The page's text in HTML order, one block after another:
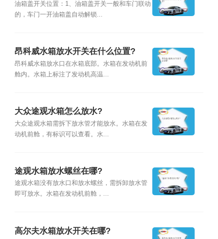
油箱盖开关位置：1、油箱盖开关一般和车门联动
的，车门一开油箱盖自动解锁...
昂科威水箱放水开关在什么位置?
昂科威水箱放水口在水箱底部。水箱在发动机前
舱内。水箱上标注了发动机高温...
大众途观水箱怎么放水?
大众途观水箱需拆下放水管才能放水。水箱在发
动机前舱，有标识可以查看。水...
途观水箱放水螺丝在哪?
途观水箱没有放水口和放水螺丝，需拆卸放水管
即可放水。水箱在发动机前舱，...
高尔夫水箱放水开关在哪?